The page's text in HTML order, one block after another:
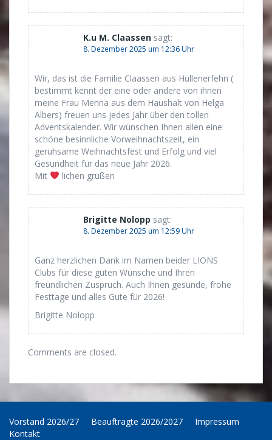
K.u M. Claassen sagt:
8. Dezember 2025 um 12:36 Uhr
Wir, das ist die Familie Claassen aus Hüllenerfehn (
bestimmt kennt der eine oder andere von ihnen
meine Frau Menna aus dem Haushalt von Helga
Albers) freuen uns jedes Jahr über den tollen
Adventskalender. Wir wünschen Ihnen allen eine
schöne besinnliche Vorweihnachtszeit, ein
geruhsame Weihnachtsfest und Erfolg und viel
Gesundheit für das neue Jahr 2026.
Mit
lichen grüßen
Brigitte Nolopp sagt:
8. Dezember 2025 um 12:59 Uhr
Ganz herzlichen Dank im Namen beider LIONS
Clubs für diese guten Wünsche und Ihren
freundlichen Zuspruch. Auch Ihnen gesunde, frohe
Festtage und alles Gute für 2026!
Brigitte Nolopp
Comments are closed.
Vorstand 2026/27 Beauftragte 2026/2027
Impressum
Kontakt